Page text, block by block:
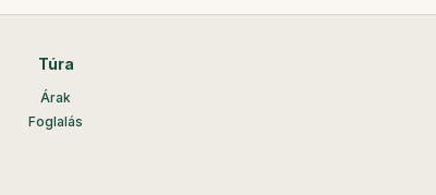
Túra
Árak
Foglalás